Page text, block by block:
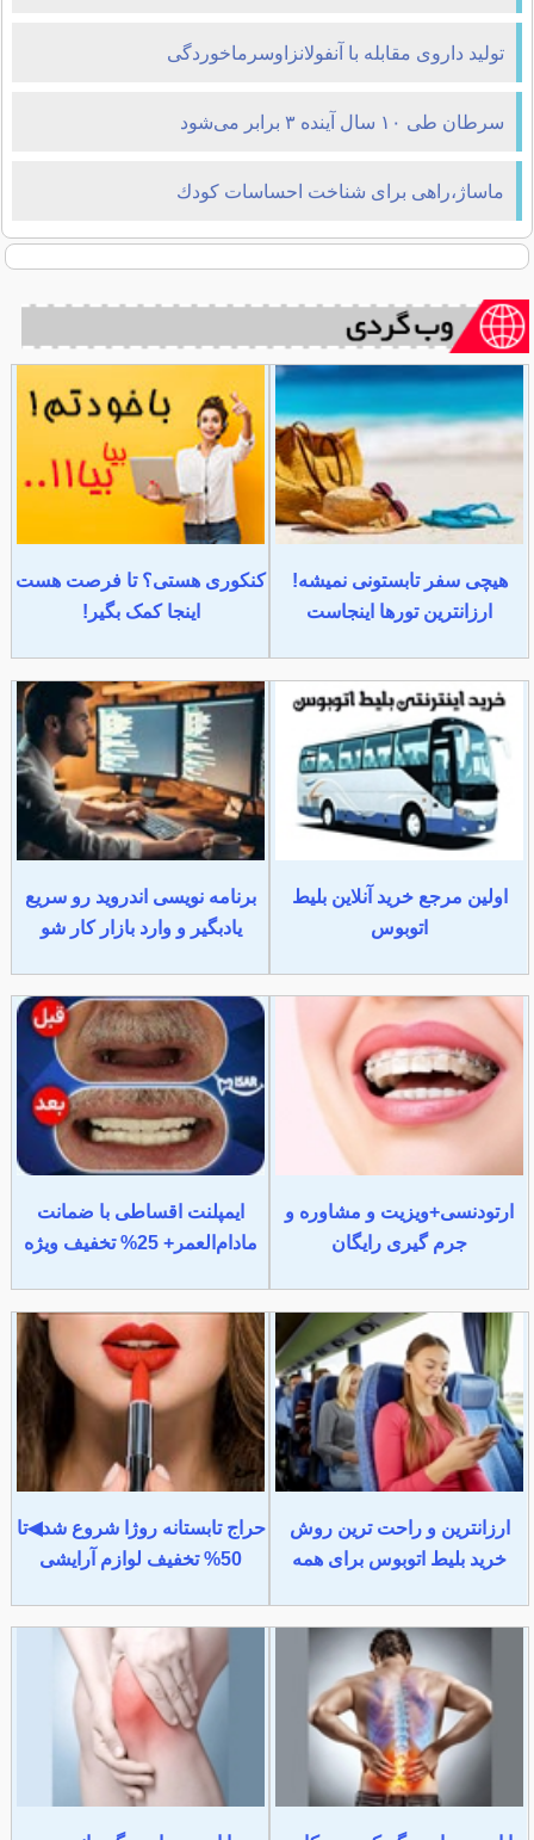
تولید داروی مقابله با آنفولانزاوسرماخوردگی
سرطان طی ۱۰ سال آینده ۳ برابر می‌شود
ماساژ،راهی برای شناخت احساسات كودك
هیچی سفر تابستونی نمیشه!
ارزانترین تورها اینجاست
کنکوری هستی؟ تا فرصت هست
اینجا کمک بگیر!
اولین مرجع خرید آنلاین بلیط
اتوبوس
برنامه نویسی اندروید رو سریع
یادبگیر و وارد بازار کار شو
ارتودنسی+ویزیت و مشاوره و
جرم گیری رایگان
ایمپلنت اقساطی با ضمانت
مادام‌العمر+ 25% تخفیف ویژه
ارزانترین و راحت ترین روش
خرید بلیط اتوبوس برای همه
حراج تابستانه روژا شروع شد◀تا
50% تخفیف لوازم آرایشی